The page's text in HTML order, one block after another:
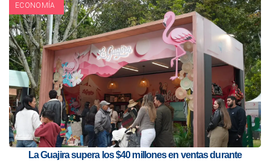
ECONOMÍA
La Guajira supera los $40 millones en ventas durante